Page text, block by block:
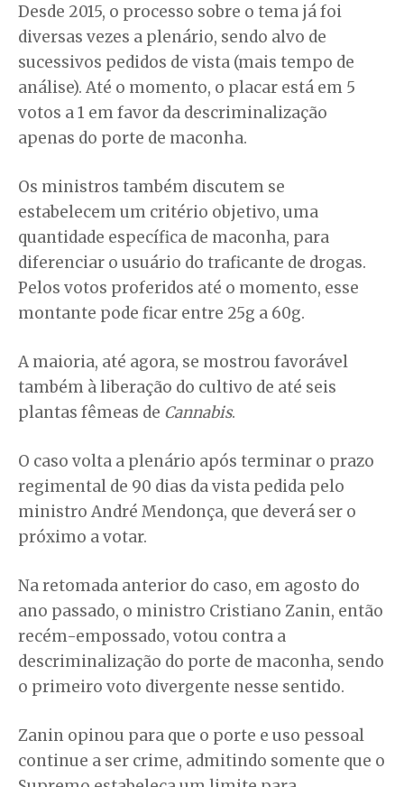
Desde 2015, o processo sobre o tema já foi
diversas vezes a plenário, sendo alvo de
sucessivos pedidos de vista (mais tempo de
análise). Até o momento, o placar está em 5
votos a 1 em favor da descriminalização
apenas do porte de maconha.
Os ministros também discutem se
estabelecem um critério objetivo, uma
quantidade específica de maconha, para
diferenciar o usuário do traficante de drogas.
Pelos votos proferidos até o momento, esse
montante pode ficar entre 25g a 60g.
A maioria, até agora, se mostrou favorável
também à liberação do cultivo de até seis
plantas fêmeas de Cannabis.
O caso volta a plenário após terminar o prazo
regimental de 90 dias da vista pedida pelo
ministro André Mendonça, que deverá ser o
próximo a votar.
Na retomada anterior do caso, em agosto do
ano passado, o ministro Cristiano Zanin, então
recém-empossado, votou contra a
descriminalização do porte de maconha, sendo
o primeiro voto divergente nesse sentido.
Zanin opinou para que o porte e uso pessoal
continue a ser crime, admitindo somente que o